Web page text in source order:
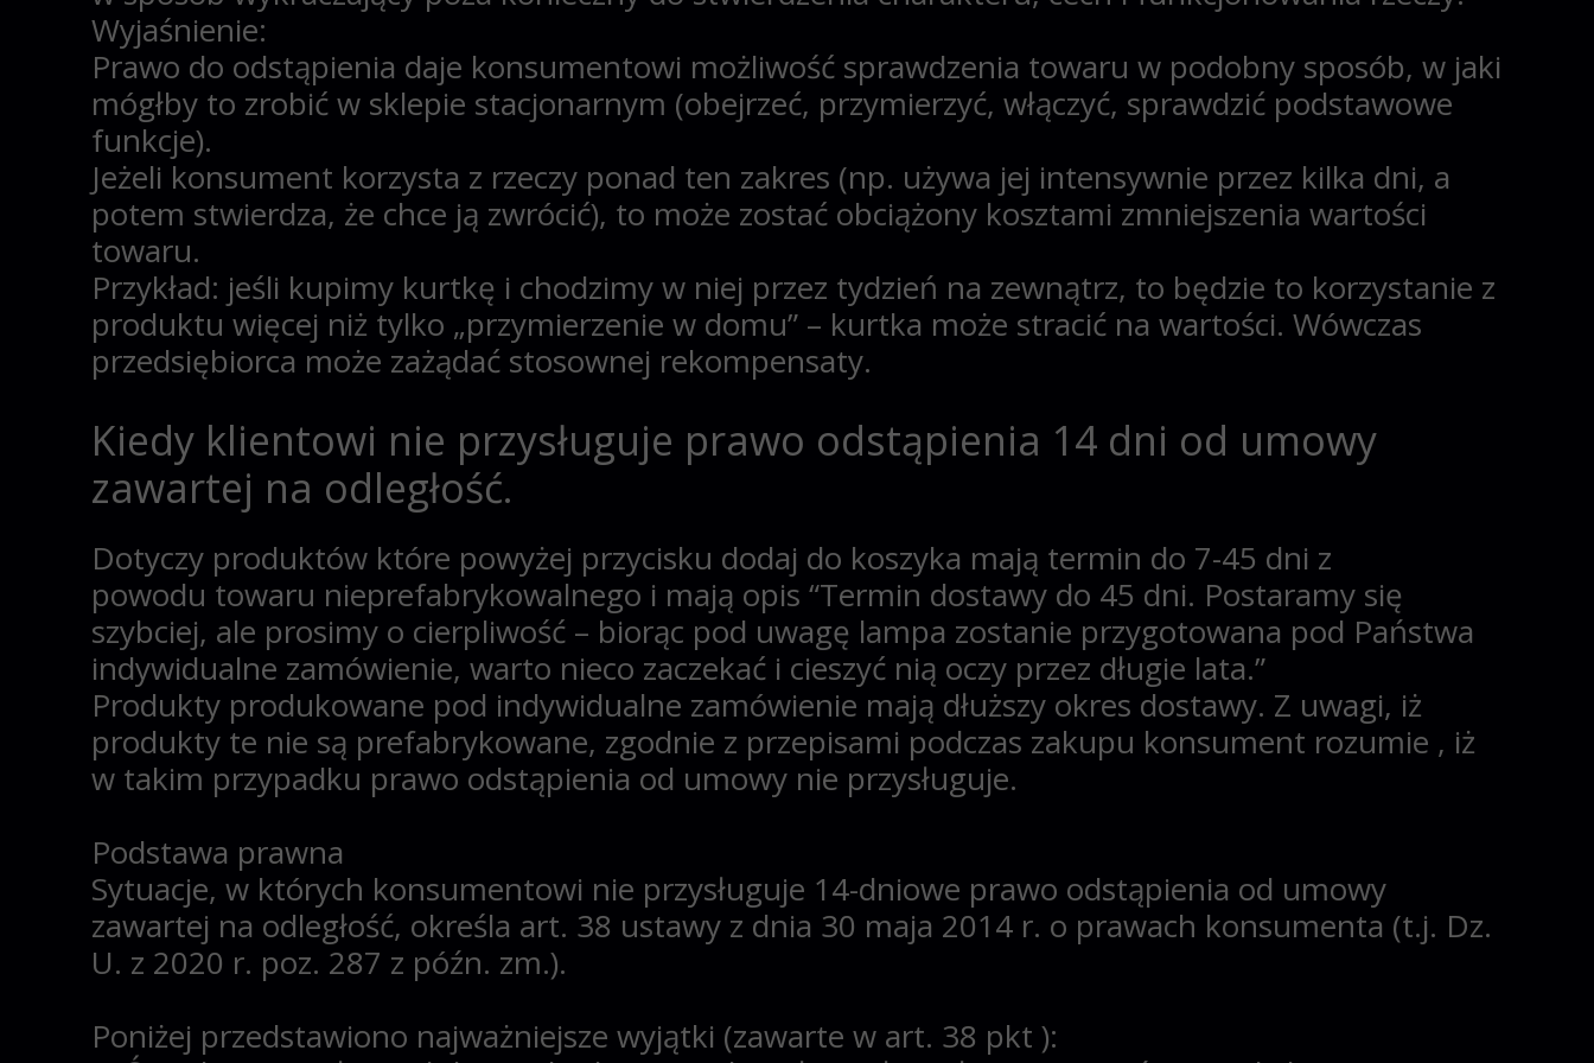
Wyjaśnienie:
Prawo do odstąpienia daje konsumentowi możliwość sprawdzenia towaru w podobny sposób, w jaki
mógłby to zrobić w sklepie stacjonarnym (obejrzeć, przymierzyć, włączyć, sprawdzić podstawowe
funkcje).
Jeżeli konsument korzysta z rzeczy ponad ten zakres (np. używa jej intensywnie przez kilka dni, a
potem stwierdza, że chce ją zwrócić), to może zostać obciążony kosztami zmniejszenia wartości
towaru.
Przykład: jeśli kupimy kurtkę i chodzimy w niej przez tydzień na zewnątrz, to będzie to korzystanie z
produktu więcej niż tylko „przymierzenie w domu” – kurtka może stracić na wartości. Wówczas
przedsiębiorca może zażądać stosownej rekompensaty.
Kiedy klientowi nie przysługuje prawo odstąpienia 14 dni od umowy
zawartej na odległość.
Dotyczy produktów które powyżej przycisku dodaj do koszyka mają termin do 7-45 dni z
powodu towaru nieprefabrykowalnego i mają opis “Termin dostawy do 45 dni. Postaramy się
szybciej, ale prosimy o cierpliwość – biorąc pod uwagę lampa zostanie przygotowana pod Państwa
indywidualne zamówienie, warto nieco zaczekać i cieszyć nią oczy przez długie lata.”
Produkty produkowane pod indywidualne zamówienie mają dłuższy okres dostawy. Z uwagi, iż
produkty te nie są prefabrykowane, zgodnie z przepisami podczas zakupu konsument rozumie , iż
w takim przypadku prawo odstąpienia od umowy nie przysługuje.
Podstawa prawna
Sytuacje, w których konsumentowi nie przysługuje 14-dniowe prawo odstąpienia od umowy
zawartej na odległość, określa art. 38 ustawy z dnia 30 maja 2014 r. o prawach konsumenta (t.j. Dz.
U. z 2020 r. poz. 287 z późn. zm.).
Poniżej przedstawiono najważniejsze wyjątki (zawarte w art. 38 pkt ):